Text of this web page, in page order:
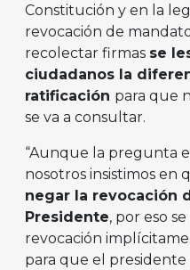
Constitución y en la
revocación de
recolectar firmas se
ciudadanos la
ratificación para que
se va a consultar.
“Aunque la pregunta
nosotros insistimos en
negar la revocación
Presidente, por eso
revocación
para que el